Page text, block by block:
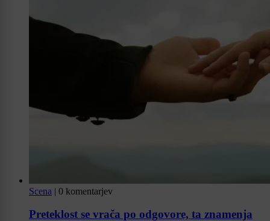
Scena | 0 komentarjev
Preteklost se vrača po odgovore, ta znamenja